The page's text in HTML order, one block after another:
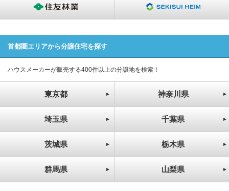
首都圏エリアから分譲住宅を探す
ハウスメーカーが販売する400件以上の分譲地を検索！
東京都 神奈川県
埼玉県 千葉県
茨城県 栃木県
群馬県 山梨県